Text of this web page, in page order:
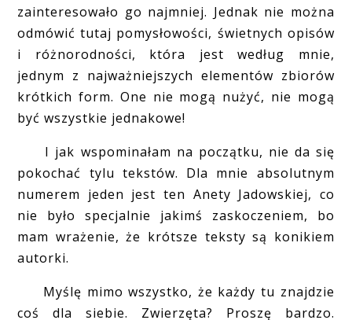
zainteresowało go najmniej. Jednak nie można
odmówić tutaj pomysłowości, świetnych opisów
i różnorodności, która jest według mnie,
jednym z najważniejszych elementów zbiorów
krótkich form. One nie mogą nużyć, nie mogą
być wszystkie jednakowe!
I jak wspominałam na początku, nie da się
pokochać tylu tekstów. Dla mnie absolutnym
numerem jeden jest ten Anety Jadowskiej, co
nie było specjalnie jakimś zaskoczeniem, bo
mam wrażenie, że krótsze teksty są konikiem
autorki.
Myślę mimo wszystko, że każdy tu znajdzie
coś dla siebie. Zwierzęta? Proszę bardzo.